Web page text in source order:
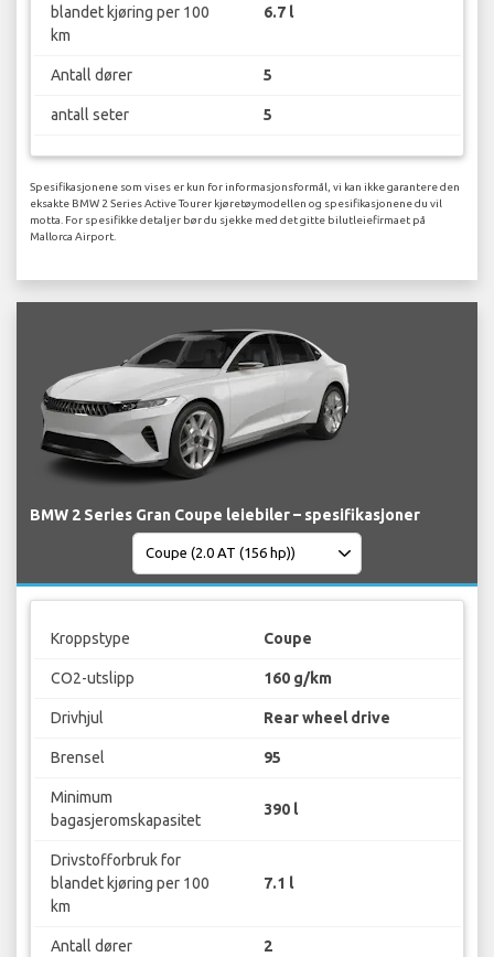
blandet kjøring per 100
km
6.7 l
Antall dører 5
antall seter 5
Spesifikasjonene som vises er kun for informasjonsformål, vi kan ikke garantere den
eksakte BMW 2 Series Active Tourer kjøretøymodellen og spesifikasjonene du vil
motta. For spesifikke detaljer bør du sjekke med det gitte bilutleiefirmaet på
Mallorca Airport.
BMW 2 Series Gran Coupe leiebiler – spesifikasjoner
Kroppstype Coupe
CO2-utslipp 160 g/km
Drivhjul Rear wheel drive
Brensel 95
Minimum
bagasjeromskapasitet
390 l
Drivstofforbruk for
blandet kjøring per 100
km
7.1 l
Antall dører 2